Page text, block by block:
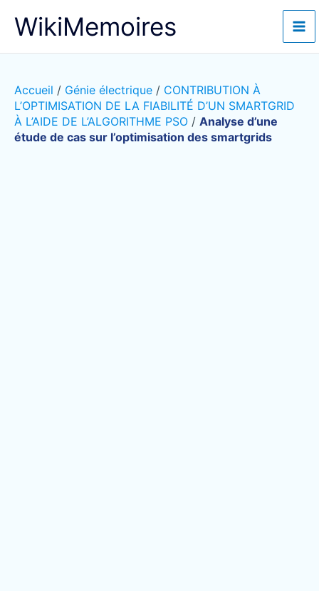
WikiMemoires
Accueil / Génie électrique / CONTRIBUTION À
L’OPTIMISATION DE LA FIABILITÉ D’UN SMARTGRID
À L’AIDE DE L’ALGORITHME PSO / Analyse d’une
étude de cas sur l’optimisation des smartgrids